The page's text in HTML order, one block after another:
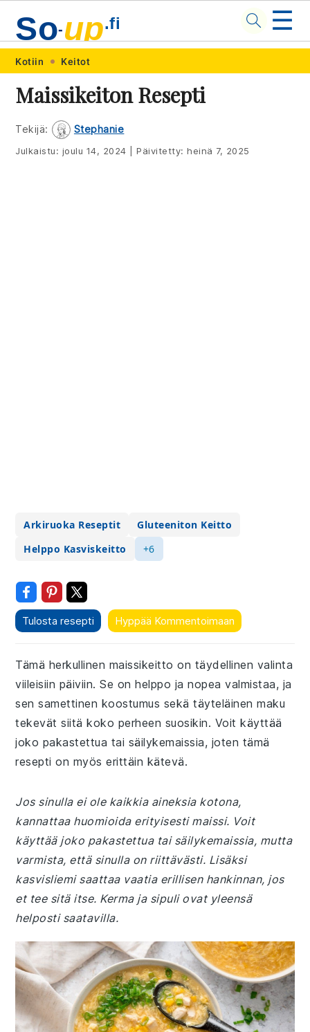
Skip
primary
navigation
Skip
main
content
Skip
primary
sidebar
Skip
footer
So-up.fi ☰
Kotiin Keitot
Maissikeiton Resepti
Tekijä: Stephanie
Julkaistu: joulu 14, 2024 Päivitetty:heinä 7, 2025
Arkiruoka Reseptit
Gluteeniton Keitto
Helppo Kasviskeitto
+6
Tulosta resepti Hyppää Kommentoimaan
Tämä herkullinen maissikeitto on täydellinen valinta
viileisiin päiviin. Se on helppo ja nopea valmistaa, ja
sen samettinen koostumus sekä täyteläinen maku
tekevät siitä koko perheen suosikin. Voit käyttää
joko pakastettua tai säilykemaissia, joten tämä
resepti on myös erittäin kätevä.
Jos sinulla ei ole kaikkia aineksia kotona,
kannattaa huomioida erityisesti maissi. Voit
käyttää joko pakastettua tai säilykemaissia, mutta
varmista, että sinulla on riittävästi. Lisäksi
kasvisliemi saattaa vaatia erillisen hankinnan, jos
et tee sitä itse. Kerma ja sipuli ovat yleensä
helposti saatavilla.